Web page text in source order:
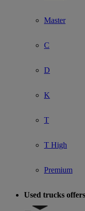
Master
C
D
K
T
T High
Premium
Used trucks offers